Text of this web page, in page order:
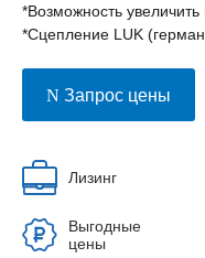
*Возможность увеличить
*Сцепление LUK
Запрос цены
Лизинг
Выгодные
цены